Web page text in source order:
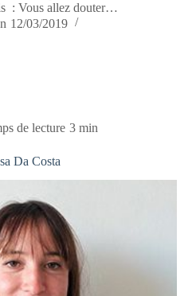
: Vous allez douter…
12/03/2019
de lecture 3 min
Da Costa